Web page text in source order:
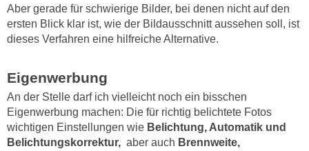
Aber gerade für schwierige Bilder, bei denen nicht auf den
ersten Blick klar ist, wie der Bildausschnitt aussehen soll, ist
dieses Verfahren eine hilfreiche Alternative.
Eigenwerbung
An der Stelle darf ich vielleicht noch ein bisschen
Eigenwerbung machen: Die für richtig belichtete Fotos
wichtigen Einstellungen wie Belichtung, Automatik und
Belichtungskorrektur, aber auch Brennweite,